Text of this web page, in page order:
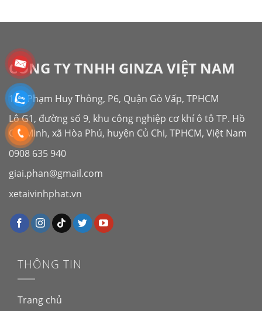
CÔNG TY TNHH GINZA VIỆT NAM
143 Phạm Huy Thông, P6, Quận Gò Vấp, TPHCM
Lô G1, đường số 9, khu công nghiệp cơ khí ô tô TP. Hồ
Chí Minh, xã Hòa Phú, huyện Củ Chi, TPHCM, Việt Nam
0908 635 940
giai.phan@gmail.com
xetaivinhphat.vn
THÔNG TIN
Trang chủ